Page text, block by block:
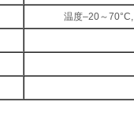
温度–20～